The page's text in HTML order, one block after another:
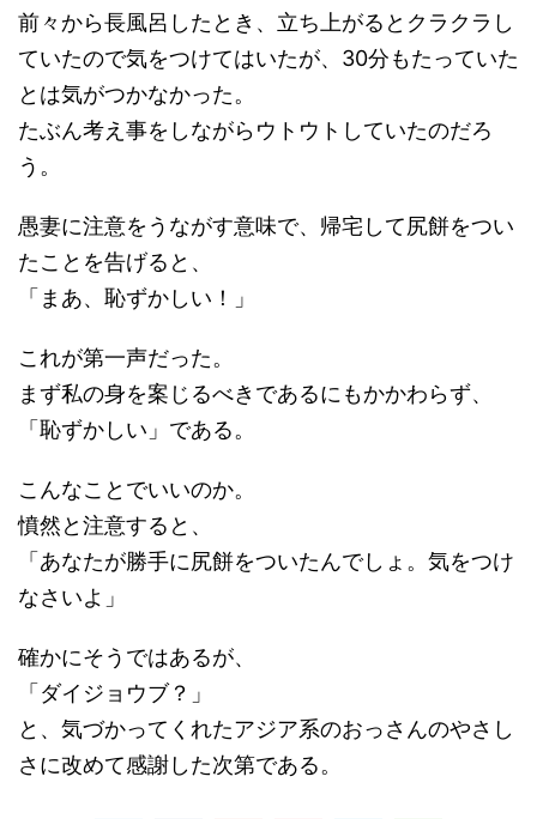
前々から長風呂したとき、立ち上がるとクラクラし
ていたので気をつけてはいたが、30分もたっていた
とは気がつかなかった。
たぶん考え事をしながらウトウトしていたのだろ
う。
愚妻に注意をうながす意味で、帰宅して尻餅をつい
たことを告げると、
「まあ、恥ずかしい！」
これが第一声だった。
まず私の身を案じるべきであるにもかかわらず、
「恥ずかしい」である。
こんなことでいいのか。
憤然と注意すると、
「あなたが勝手に尻餅をついたんでしょ。気をつけ
なさいよ」
確かにそうではあるが、
「ダイジョウブ？」
と、気づかってくれたアジア系のおっさんのやさし
さに改めて感謝した次第である。